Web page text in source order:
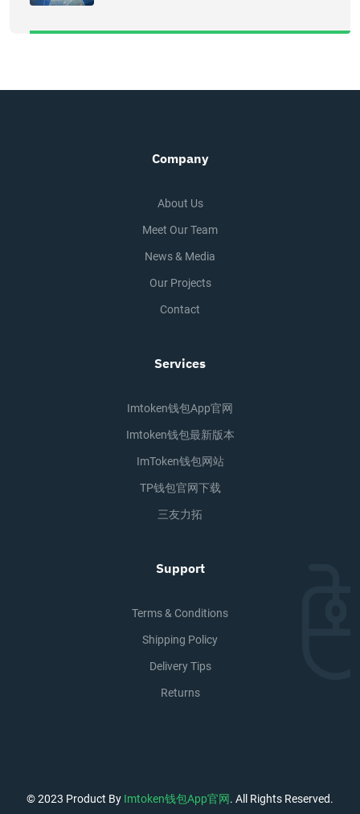
Company
About Us
Meet Our Team
News & Media
Our Projects
Contact
Services
Imtoken钱包app官网
Imtoken钱包最新版本
ImToken钱包网站
TP钱包官网下载
三友力拓
Support
Terms & Conditions
Shipping Policy
Delivery Tips
Returns
© 2023 Product By Imtoken钱包app官网. All Rights Reserved.